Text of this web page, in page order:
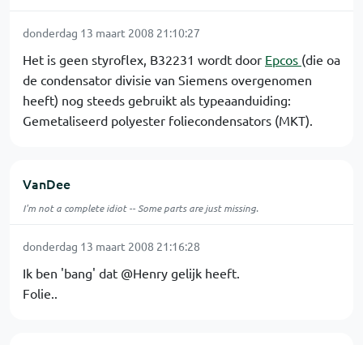
donderdag 13 maart 2008 21:10:27
Het is geen styroflex, B32231 wordt door Epcos (die oa
de condensator divisie van Siemens overgenomen
heeft) nog steeds gebruikt als typeaanduiding:
Gemetaliseerd polyester foliecondensators (MKT).
VanDee
I'm not a complete idiot -- Some parts are just missing.
donderdag 13 maart 2008 21:16:28
Ik ben 'bang' dat @Henry gelijk heeft.
Folie..